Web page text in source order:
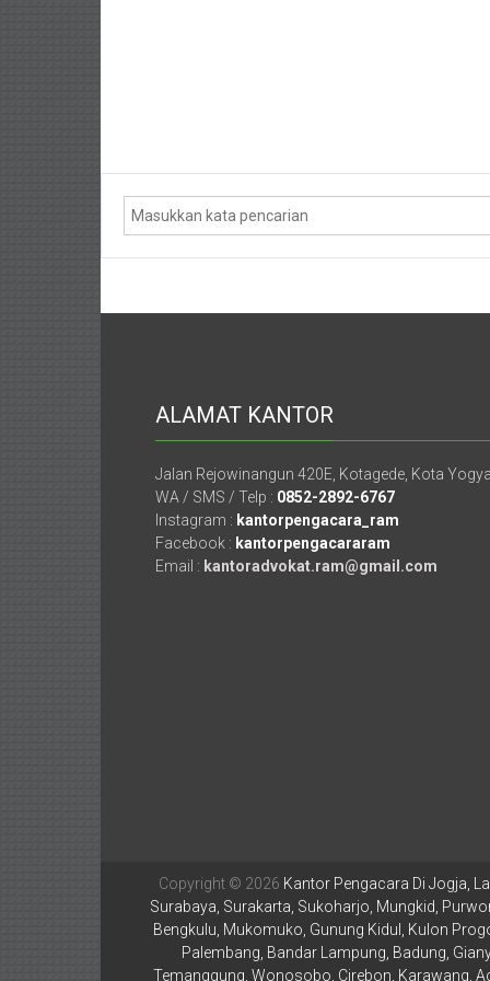
Purwodadi,
Wonogiri,
Pacitan,
Badung,
Gianyar,
Mataram,
Lombok,
Cilacap,
Banjarnegara,
ALAMAT KANTOR
Jalan Rejowinangun 420E, Kotagede, Kota
WA / SMS / Telp : 0852-2892-6767
Instagram : kantorpengacara_ram
Facebook : kantorpengacararam
Email : kantoradvokat.ram@gmail.com
Copyright © 2026 Kantor Pengacara Di Jogja,
Surabaya, Surakarta, Sukoharjo, Mungkid,
Bengkulu, Mukomuko, Gunung Kidul, Kulon
Palembang, Bandar Lampung, Badung,
Temanggung, Wonosobo, Cirebon, Karawang,